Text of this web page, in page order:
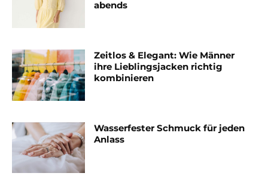
abends
Zeitlos & Elegant: Wie Männer
ihre Lieblingsjacken richtig
kombinieren
Wasserfester Schmuck für jeden
Anlass